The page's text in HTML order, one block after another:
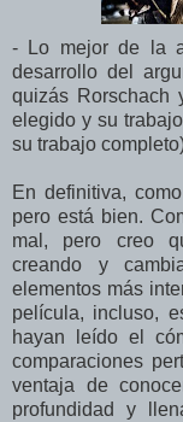
- Lo mejor de la
desarrollo del
quizás Rorschach
elegido y su
su trabajo
En definitiva,
pero está bien.
mal, pero creo
creando y
elementos más
película, incluso,
hayan leído el
comparaciones
ventaja de
profundidad y